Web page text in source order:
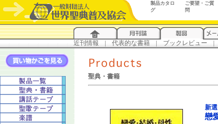
製品カタロ
グ
ご要望・ご質
問
近刊情報 | 代表的な書籍 | ブックレビュー |
聖典・書籍
新
戀